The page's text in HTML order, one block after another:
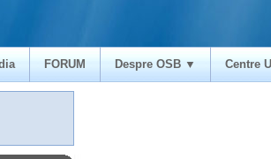
FORUM Despre OSB ▼ Centre